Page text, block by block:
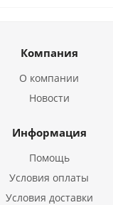
Компания
О компании
Новости
Информация
Помощь
Условия оплаты
Условия доставки